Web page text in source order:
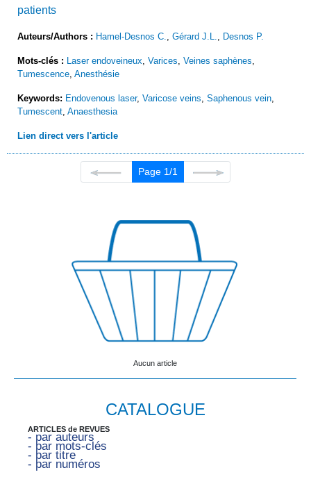
patients
Auteurs/Authors : Hamel-Desnos C. Gérard J.L. Desnos P.
Mots-clés : Laser endoveineux Varices Veines saphènes
Tumescence Anesthésie
Keywords: Endovenous laser, Varicose veins Saphenous vein
Tumescent Anaesthesia
Lien direct vers l'article
Page 1/1
Aucun article
CATALOGUE
ARTICLES de REVUES
- par auteurs
- par mots-clés
- par titre
- par numéros